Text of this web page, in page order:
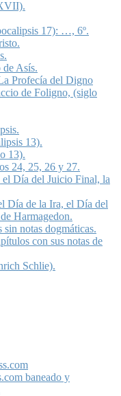
17): …, 6º.
de Asís.
Profecía del Digno
de Foligno, (siglo
13).
13).
24, 25, 26 y 27.
Día del Juicio Final, la
Día de la Ira, el Día del
Harmagedon.
notas dogmáticas.
con sus notas de
Schlie).
baneado y